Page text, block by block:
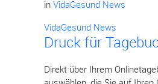
in VidaGesund News
VidaGesund News
Druck für
Direkt über Ihrem